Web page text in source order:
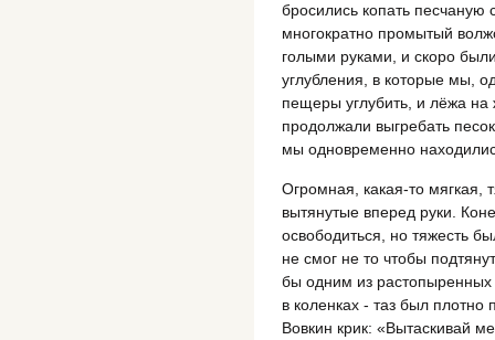
бросились копать песчаную
многократно промытый
голыми руками, и скоро
углубления, в которые мы,
пещеры углубить, и лёжа
продолжали выгребать
мы одновременно
Огромная, какая-то мягкая,
вытянутые вперед руки.
освободиться, но тяжесть
не смог не то чтобы
бы одним из растопыренных
в коленках - таз был плотно
Вовкин крик: «Вытаскивай